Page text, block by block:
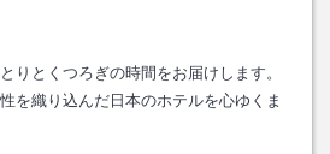
りとくつろぎの時間をお届けします。
を織り込んだ日本のホテルを心ゆくま